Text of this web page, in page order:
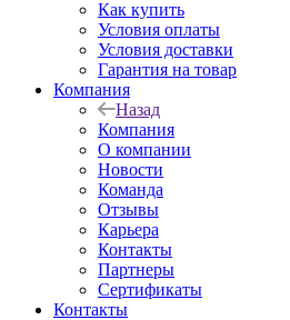
Как купить
Условия оплаты
Условия доставки
Гарантия на товар
Компания
Назад
Компания
О компании
Новости
Команда
Отзывы
Карьера
Контакты
Партнеры
Сертификаты
Контакты